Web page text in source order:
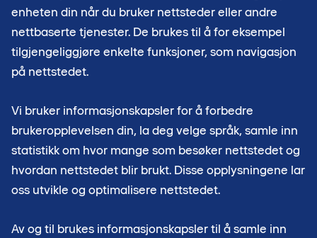
enheten din når du bruker nettsteder eller andre
nettbaserte tjenester. De brukes til å for eksempel
tilgjengeliggjøre enkelte funksjoner, som navigasjon
på nettstedet.
Vi bruker informasjonskapsler for å forbedre
brukeropplevelsen din, la deg velge språk, samle inn
statistikk om hvor mange som besøker nettstedet og
hvordan nettstedet blir brukt. Disse opplysningene lar
oss utvikle og optimalisere nettstedet.
Av og til brukes informasjonskapsler til å samle inn